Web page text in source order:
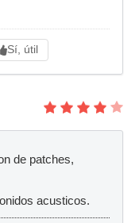
Sí, útil
de patches,
acusticos.